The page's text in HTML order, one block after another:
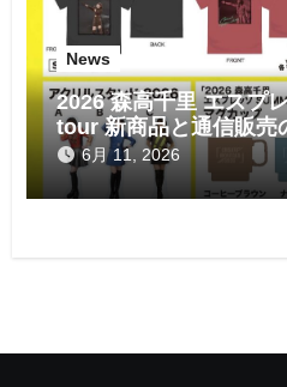
News
2026 森高千里 エスプ
tour 新商品と通信販売
6月 11, 2026